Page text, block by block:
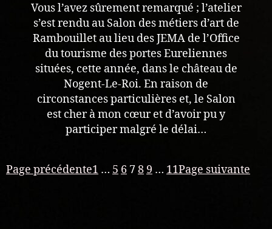
Vous l’avez sûrement remarqué ; l’atelier
s’est rendu au Salon des métiers d’art de
Rambouillet au lieu des JEMA de l’Office
du tourisme des portes Eureliennes
situées, cette année, dans le château de
Nogent-Le-Roi. En raison de
circonstances particulières et, le Salon
est cher à mon cœur et d’avoir pu y
participer malgré le délai…
Page précédente1 … 5 6 78 9 … 11Page suivante